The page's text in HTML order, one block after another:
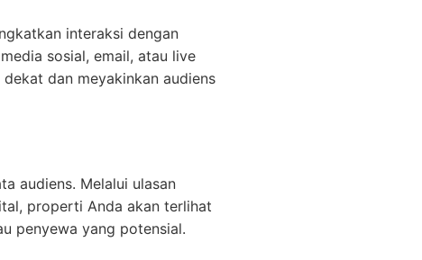
interaksi dengan
sosial, email, atau live
dan meyakinkan audiens
audiens. Melalui ulasan
properti Anda akan terlihat
penyewa yang potensial.